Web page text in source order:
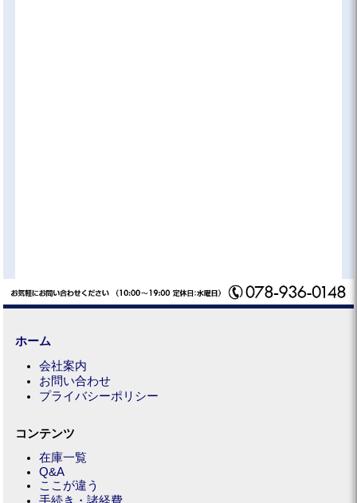
ホーム
会社案内
お問い合わせ
プライバシーポリシー
コンテンツ
在庫一覧
Q&A
ここが違う